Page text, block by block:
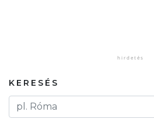
KERESÉS